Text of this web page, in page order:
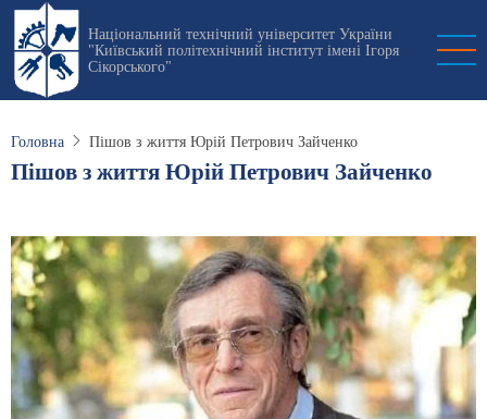
Перейти
основного
вмісту
Національний технічний університет України
"Київський політехнічний інститут імені Ігоря
Сікорського"
Головна Пішов з життя Юрій Петрович Зайченко
Пішов з життя Юрій Петрович Зайченко